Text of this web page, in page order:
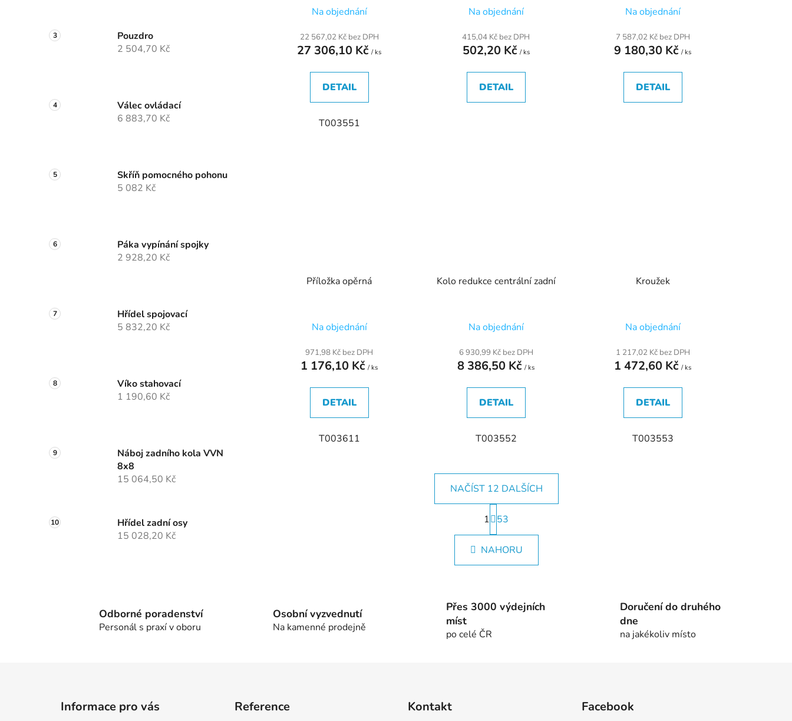
Pouzdro
2 504,70 Kč
Válec ovládací
6 883,70 Kč
Skříň pomocného pohonu
5 082 Kč
Páka vypínání spojky
2 928,20 Kč
Hřídel spojovací
5 832,20 Kč
Víko stahovací
1 190,60 Kč
Náboj zadního kola VVN
8x8
15 064,50 Kč
Hřídel zadní osy
15 028,20 Kč
Na objednání
22 567,02 Kč bez DPH
27 306,10 Kč/ ks
DETAIL
T003551
Na objednání
415,04 Kč bez DPH
502,20 Kč / ks
DETAIL
Na objednání
7 587,02 Kč bez DPH
9 180,30 Kč/ ks
DETAIL
Příložka opěrná
Na objednání
971,98 Kč bez DPH
1 176,10 Kč/ ks
DETAIL
T003611
Kolo redukce centrální zadní
Na objednání
6 930,99 Kč bez DPH
8 386,50 Kč/ ks
DETAIL
T003552
Kroužek
Na objednání
1 217,02 Kč bez DPH
1 472,60 Kč/ ks
DETAIL
T003553
O
v
l
á
c
NAČÍST 12 DALŠÍCH
S
t
r
á
n
k
n
1 53
NAHORU
Odborné poradenství
Personál s praxí v oboru
Osobní vyzvednutí
Na kamenné prodejně
Přes 3000 výdejních
míst
po celé ČR
Doručení do druhého
dne
na jakékoliv místo
Informace pro vás Reference Kontakt Facebook